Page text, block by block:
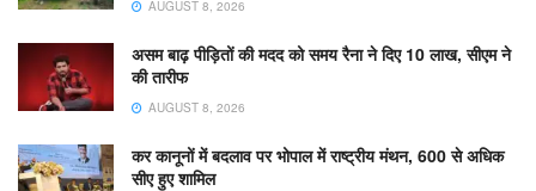
AUGUST 8, 2026
असम बाढ़ पीड़ितों की मदद को समय रैना ने दिए 10 लाख, सीएम ने
की तारीफ
AUGUST 8, 2026
कर कानूनों में बदलाव पर भोपाल में राष्ट्रीय मंथन, 600 से अधिक
सीए हुए शामिल